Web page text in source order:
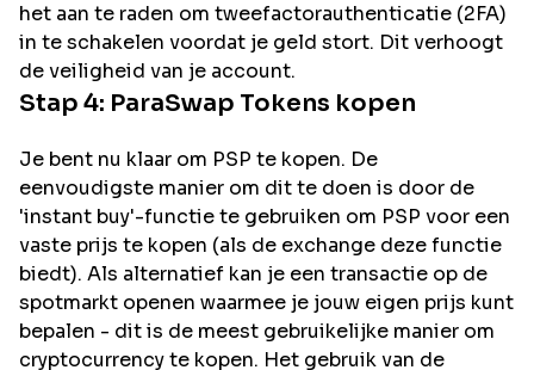
het aan te raden om tweefactorauthenticatie (2FA)
in te schakelen voordat je geld stort. Dit verhoogt
de veiligheid van je account.
Stap 4: ParaSwap Tokens kopen
Je bent nu klaar om PSP te kopen. De
eenvoudigste manier om dit te doen is door de
'instant buy'-functie te gebruiken om PSP voor een
vaste prijs te kopen (als de exchange deze functie
biedt). Als alternatief kan je een transactie op de
spotmarkt openen waarmee je jouw eigen prijs kunt
bepalen - dit is de meest gebruikelijke manier om
cryptocurrency te kopen. Het gebruik van de